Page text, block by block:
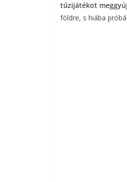
tűzijátékot
földre, s hiába